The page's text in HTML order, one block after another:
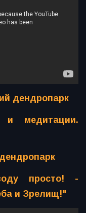
дендропарк
и медитации.
просто! -
и Зрелищ!"